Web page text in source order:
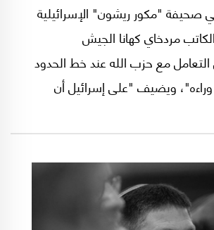
صحيفة "مكور ريشون" الإسرائيلية
مردخاي كهانا الجيش
التعامل مع حزب الله عند خط الحدود
ويضيف "على إسرائيل أن
قوة، والضعف هو ببساطة
للغاية".